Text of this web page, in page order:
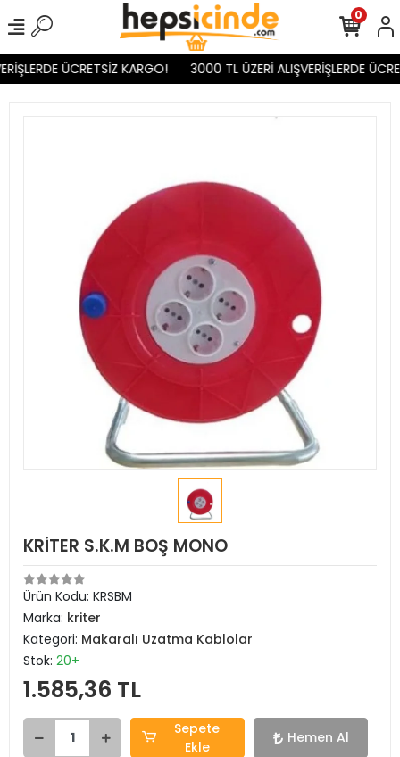
ÜCRETSİZ KARGO! 3000 TL ÜZERİ ALIŞVERİŞLERDE
0
KRİTER S.K.M BOŞ MONO
Ürün Kodu: KRSBM
Marka: kriter
Kategori: Makaralı Uzatma Kablolar
Stok: 20+
1.585,36 TL
Sepete
Ekle
Hemen Al